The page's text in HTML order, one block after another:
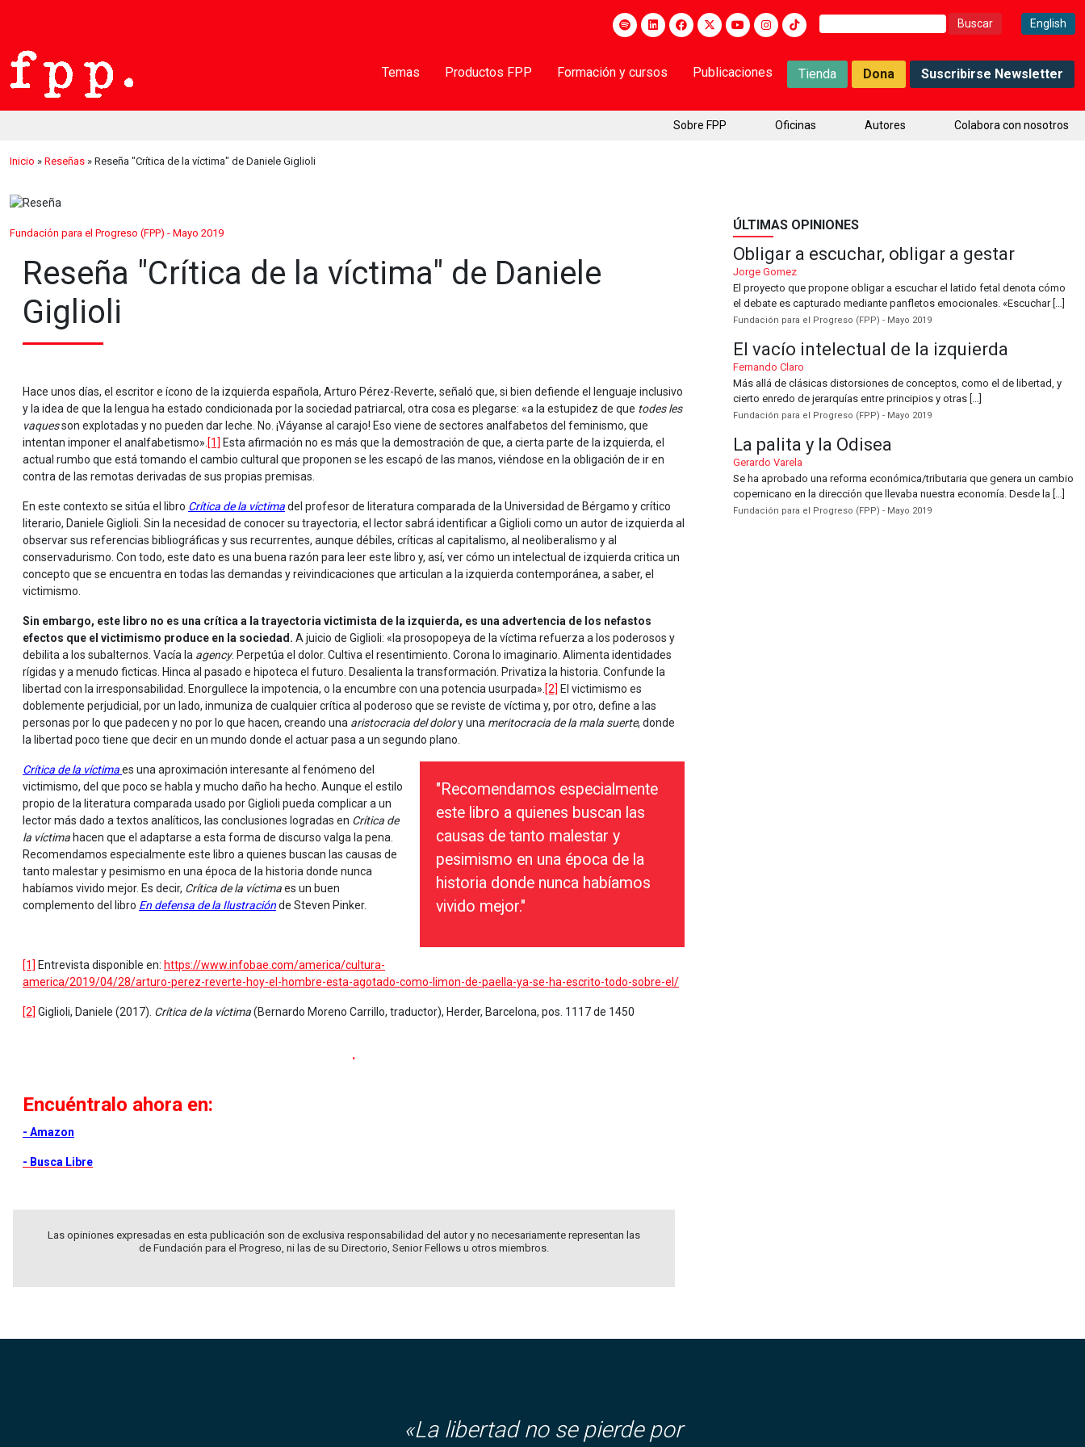
Buscar: English
Temas Productos FPP Formación y cursos Publicaciones Tienda Dona Suscribirse Newsletter
Sobre FPP Oficinas Autores Colabora con nosotros
Inicio » Reseñas » Reseña "Crítica de la víctima" de Daniele Giglioli
Fundación para el Progreso (FPP) - Mayo 2019
Reseña "Crítica de la víctima" de Daniele
Giglioli
Hace unos días, el escritor e ícono de la izquierda española, Arturo Pérez-Reverte, señaló que, si bien defiende el lenguaje inclusivo
y la idea de que la lengua ha estado condicionada por la sociedad patriarcal, otra cosa es plegarse: «a la estupidez de que todes les
vaquesson explotadas y no pueden dar leche. No. ¡Váyanse al carajo! Eso viene de sectores analfabetos del feminismo, que
intentan imponer el analfabetismo». [1] Esta afirmación no es más que la demostración de que, a cierta parte de la izquierda, el
actual rumbo que está tomando el cambio cultural que proponen se les escapó de las manos, viéndose en la obligación de ir en
contra de las remotas derivadas de sus propias premisas.
En este contexto se sitúa el libro Crítica de la víctimadel profesor de literatura comparada de la Universidad de Bérgamo y crítico
literario, Daniele Giglioli. Sin la necesidad de conocer su trayectoria, el lector sabrá identificar a Giglioli como un autor de izquierda al
observar sus referencias bibliográficas y sus recurrentes, aunque débiles, críticas al capitalismo, al neoliberalismo y al
conservadurismo. Con todo, este dato es una buena razón para leer este libro y, así, ver cómo un intelectual de izquierda critica un
concepto que se encuentra en todas las demandas y reivindicaciones que articulan a la izquierda contemporánea, a saber, el
victimismo.
Sin embargo, este libro no es una crítica a la trayectoria victimista de la izquierda, es una advertencia de los nefastos
efectos que el victimismo produce en la sociedad. A juicio de Giglioli: «la prosopopeya de la víctima refuerza a los poderosos y
debilita a los subalternos. Vacía la agency. Perpetúa el dolor. Cultiva el resentimiento. Corona lo imaginario. Alimenta identidades
rígidas y a menudo ficticas. Hinca al pasado e hipoteca el futuro. Desalienta la transformación. Privatiza la historia. Confunde la
libertad con la irresponsabilidad. Enorgullece la impotencia, o la encumbre con una potencia usurpada». [2] El victimismo es
doblemente perjudicial, por un lado, inmuniza de cualquier crítica al poderoso que se reviste de víctima y, por otro, define a las
personas por lo que padecen y no por lo que hacen, creando una aristocracia del dolory una meritocracia de la mala suerte, donde
la libertad poco tiene que decir en un mundo donde el actuar pasa a un segundo plano.
"Recomendamos especialmente
este libro a quienes buscan las
causas de tanto malestar y
pesimismo en una época de la
historia donde nunca habíamos
vivido mejor."
Crítica de la víctimaes una aproximación interesante al fenómeno del
victimismo, del que poco se habla y mucho daño ha hecho. Aunque el estilo
propio de la literatura comparada usado por Giglioli pueda complicar a un
lector más dado a textos analíticos, las conclusiones logradas en Crítica de
la víctima hacen que el adaptarse a esta forma de discurso valga la pena.
Recomendamos especialmente este libro a quienes buscan las causas de
tanto malestar y pesimismo en una época de la historia donde nunca
habíamos vivido mejor. Es decir, Crítica de la víctimaes un buen
complemento del libro En defensa de la Ilustraciónde Steven Pinker.
[1] Entrevista disponible en: https://www.infobae.com/america/cultura-
america/2019/04/28/arturo-perez-reverte-hoy-el-hombre-esta-agotado-como-limon-de-paella-ya-se-ha-escrito-todo-sobre-el/
[2] Giglioli, Daniele (2017). Crítica de la víctima(Bernardo Moreno Carrillo, traductor), Herder, Barcelona, pos. 1117 de 1450
.
Encuéntralo ahora en:
- Amazon
- Busca Libre
Las opiniones expresadas en esta publicación son de exclusiva responsabilidad del autor y no necesariamente representan las
de Fundación para el Progreso, ni las de su Directorio, Senior Fellows u otros miembros.
ÚLTIMAS OPINIONES
Obligar a escuchar, obligar a gestar
Jorge Gomez
El proyecto que propone obligar a escuchar el latido fetal denota cómo
el debate es capturado mediante panfletos emocionales. «Escuchar […]
Fundación para el Progreso (FPP) - Mayo 2019
El vacío intelectual de la izquierda
Fernando Claro
Más allá de clásicas distorsiones de conceptos, como el de libertad, y
cierto enredo de jerarquías entre principios y otras […]
Fundación para el Progreso (FPP) - Mayo 2019
La palita y la Odisea
Gerardo Varela
Se ha aprobado una reforma económica/tributaria que genera un cambio
copernicano en la dirección que llevaba nuestra economía. Desde la […]
Fundación para el Progreso (FPP) - Mayo 2019
«La libertad no se pierde por